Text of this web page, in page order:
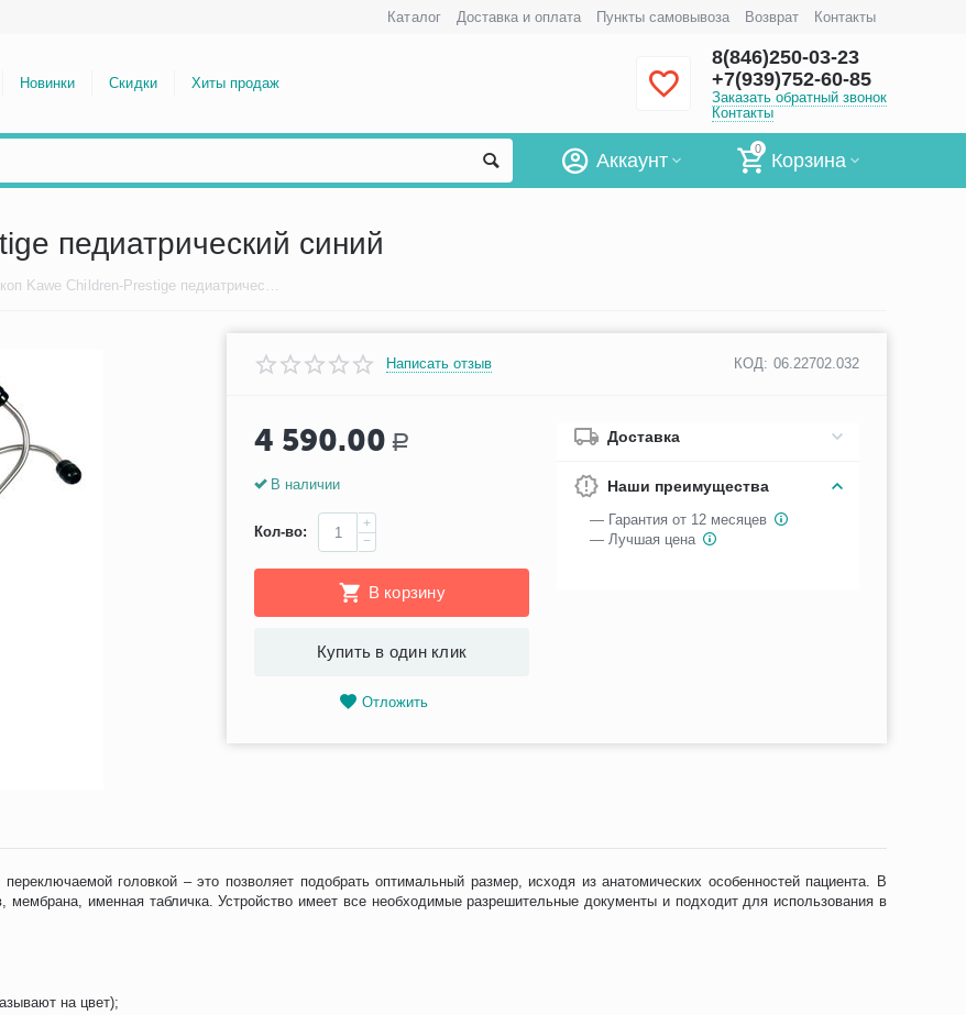
Каталог Доставка и оплата Пункты самовывоза Возврат Контакты
Новинки Скидки Хиты продаж
8(846)250-03-23
+7(939)752-60-85
Заказать обратный звонок
Контакты
0
Корзина
Аккаунт
педиатрический синий
Стетоскоп Kawe Children-Prestige педиатрический синий
Написать отзыв КОД: 06.22702.032
4 590.00 Р
В наличии
Кол-во:
+
−
В корзину
Купить в один клик
Отложить
Доставка
Наши преимущества
— Гарантия от 12 месяцев
— Лучшая цена
головкой – это позволяет подобрать оптимальный размер, исходя из анатомических особенностей пациента. В
именная табличка. Устройство имеет все необходимые разрешительные документы и подходит для использования в
на цвет);